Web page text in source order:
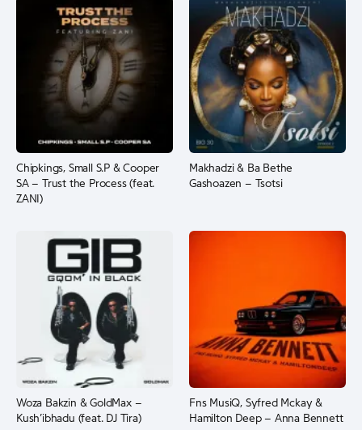
Chipkings, Small S.P & Cooper
SA – Trust the Process (feat.
ZANI)
Makhadzi & Ba Bethe
Gashoazen – Tsotsi
Woza Bakzin & GoldMax –
Kush’ibhadu (feat. DJ Tira)
Fns MusiQ, Syfred Mckay &
Hamilton Deep – Anna Bennett